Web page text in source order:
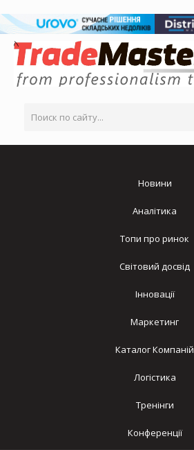
Новини
Аналітика
Топи про ринок
Світовий досвід
Інновації
Маркетинг
Каталог Компаній
Логістика
Тренінги
Конференції